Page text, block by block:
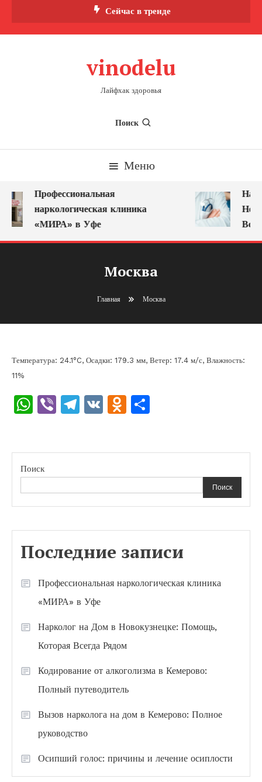
Сейчас в тренде
vinodelu
Лайфхак здоровья
Поиск
Меню
Профессиональная
наркологическая клиника
«МИРА» в Уфе
Москва
Главная Москва
Температура: 24.1°C, Осадки: 179.3 мм, Ветер: 17.4 м/с, Влажность:
11%
WhatsApp
ViberTelegram
VK Odnoklassniki
Поиск
Поиск
Последние записи
Профессиональная наркологическая клиника
«МИРА» в Уфе
Нарколог на Дом в Новокузнецке: Помощь,
Которая Всегда Рядом
Кодирование от алкоголизма в Кемерово:
Полный путеводитель
Вызов нарколога на дом в Кемерово: Полное
руководство
Осипший голос: причины и лечение осиплости